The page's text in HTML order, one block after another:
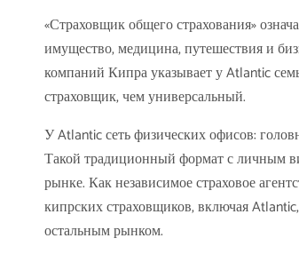
«Страховщик общего страхования»
имущество, медицина, путешествия и
компаний Кипра указывает у Atlantic
страховщик, чем универсальный.
У Atlantic сеть физических офисов:
Такой традиционный формат с личным
рынке. Как независимое страховое
кипрских страховщиков, включая
остальным рынком.